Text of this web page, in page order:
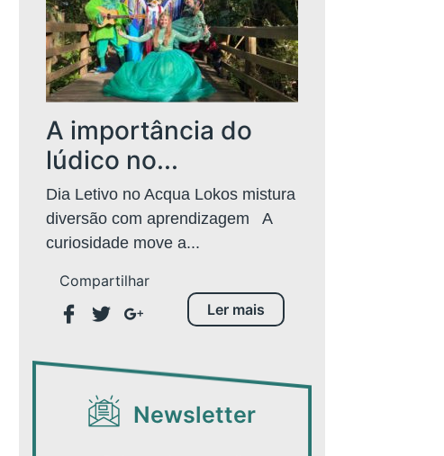
A importância do
lúdico no...
Dia Letivo no Acqua Lokos mistura
diversão com aprendizagem A
curiosidade move a...
Compartilhar
Ler mais
Newsletter